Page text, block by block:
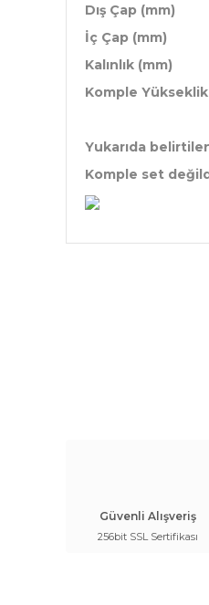
Dış Çap (mm)
İç Çap (mm)
Kalınlık (mm)
Komple
Yukarıda
Komple set
Güvenli Alışveriş
256bit SSL Sertifikası